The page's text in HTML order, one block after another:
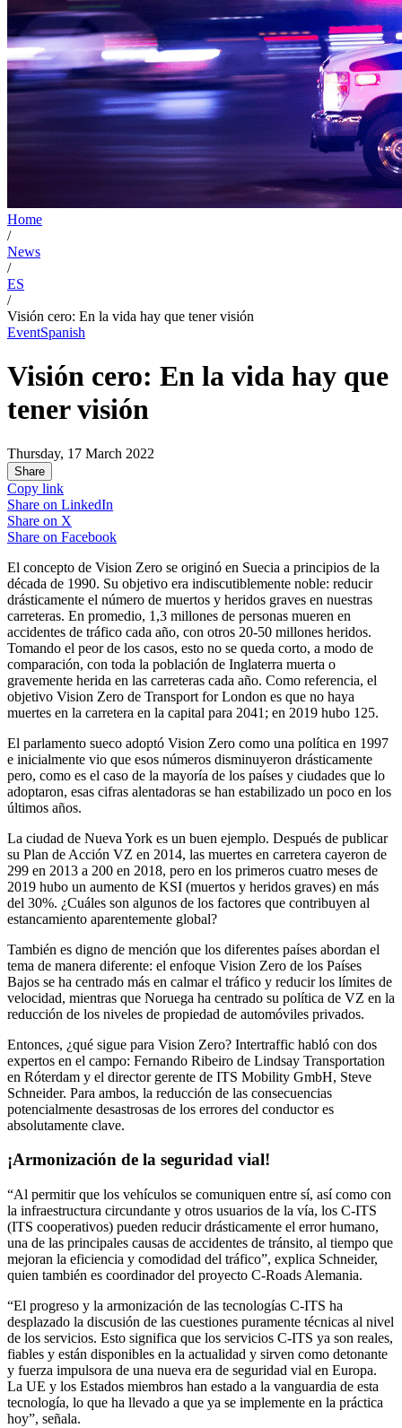
Home
/
News
/
ES
/
Visión cero: En la vida hay que tener visión
EventSpanish
Visión cero: En la vida hay que
tener visión
Thursday, 17 March 2022
Share
Copy link
Share on LinkedIn
Share on X
Share on Facebook
El concepto de Vision Zero se originó en Suecia a principios de la
década de 1990. Su objetivo era indiscutiblemente noble: reducir
drásticamente el número de muertos y heridos graves en nuestras
carreteras. En promedio, 1,3 millones de personas mueren en
accidentes de tráfico cada año, con otros 20-50 millones heridos.
Tomando el peor de los casos, esto no se queda corto, a modo de
comparación, con toda la población de Inglaterra muerta o
gravemente herida en las carreteras cada año. Como referencia, el
objetivo Vision Zero de Transport for London es que no haya
muertes en la carretera en la capital para 2041; en 2019 hubo 125.
El parlamento sueco adoptó Vision Zero como una política en 1997
e inicialmente vio que esos números disminuyeron drásticamente
pero, como es el caso de la mayoría de los países y ciudades que lo
adoptaron, esas cifras alentadoras se han estabilizado un poco en los
últimos años.
La ciudad de Nueva York es un buen ejemplo. Después de publicar
su Plan de Acción VZ en 2014, las muertes en carretera cayeron de
299 en 2013 a 200 en 2018, pero en los primeros cuatro meses de
2019 hubo un aumento de KSI (muertos y heridos graves) en más
del 30%. ¿Cuáles son algunos de los factores que contribuyen al
estancamiento aparentemente global?
También es digno de mención que los diferentes países abordan el
tema de manera diferente: el enfoque Vision Zero de los Países
Bajos se ha centrado más en calmar el tráfico y reducir los límites de
velocidad, mientras que Noruega ha centrado su política de VZ en la
reducción de los niveles de propiedad de automóviles privados.
Entonces, ¿qué sigue para Vision Zero? Intertraffic habló con dos
expertos en el campo: Fernando Ribeiro de Lindsay Transportation
en Róterdam y el director gerente de ITS Mobility GmbH, Steve
Schneider. Para ambos, la reducción de las consecuencias
potencialmente desastrosas de los errores del conductor es
absolutamente clave.
¡Armonización de la seguridad vial!
“Al permitir que los vehículos se comuniquen entre sí, así como con
la infraestructura circundante y otros usuarios de la vía, los C-ITS
(ITS cooperativos) pueden reducir drásticamente el error humano,
una de las principales causas de accidentes de tránsito, al tiempo que
mejoran la eficiencia y comodidad del tráfico”, explica Schneider,
quien también es coordinador del proyecto C-Roads Alemania.
“El progreso y la armonización de las tecnologías C-ITS ha
desplazado la discusión de las cuestiones puramente técnicas al nivel
de los servicios. Esto significa que los servicios C-ITS ya son reales,
fiables y están disponibles en la actualidad y sirven como detonante
y fuerza impulsora de una nueva era de seguridad vial en Europa.
La UE y los Estados miembros han estado a la vanguardia de esta
tecnología, lo que ha llevado a que ya se implemente en la práctica
hoy”, señala.